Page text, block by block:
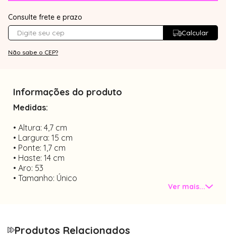
Consulte frete e prazo
Calcular
Não sabe o CEP?
Informações do produto
Medidas:
• Altura: 4,7 cm
• Largura: 15 cm
• Ponte: 1,7 cm
• Haste: 14 cm
• Aro: 53
• Tamanho: Único
Essa armação acompanha uma lente solar Clip-on
Ver mais...
Produtos Relacionados